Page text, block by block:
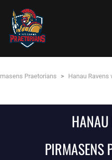
Praetorians > Hanau Ravens
HANAU
PIRMASENS